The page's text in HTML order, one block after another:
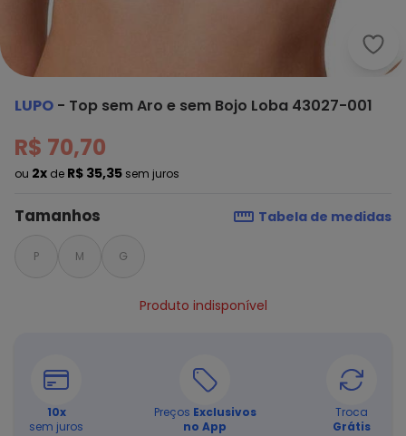
LUPO - Top sem Aro e sem Bojo Loba 43027-001
R$ 70,70
ou 2x de R$ 35,35 sem juros
Tamanhos Tabela de medidas
P M G
Produto indisponível
10x
sem juros
Preços Exclusivos
no App
Troca
Grátis